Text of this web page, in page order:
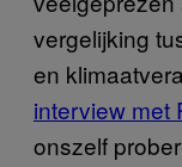
vergelijking
en
interview met
onszelf